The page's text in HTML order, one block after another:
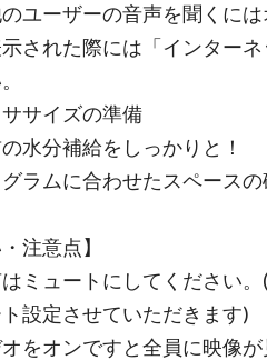
ーザーの音声を聞くには
された際には「インター
サイズの準備
分補給をしっかりと！
ムに合わせたスペースの
注意点】
はミュートにしてください
設定させていただきます)
オをオンですと全員に映像